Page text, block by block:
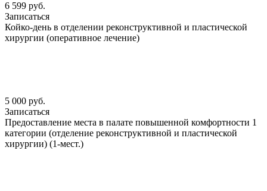
6 599 руб.
Записаться
Койко-день в отделении реконструктивной и пластической
хирургии (оперативное лечение)
5 000 руб.
Записаться
Предоставление места в палате повышенной комфортности 1
категории (отделение реконструктивной и пластической
хирургии) (1-мест.)